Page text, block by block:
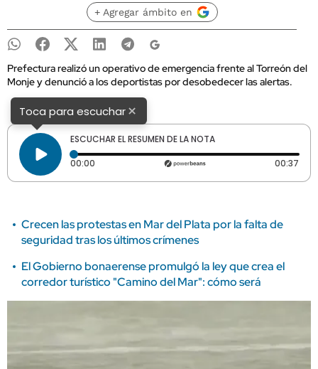
+ Agregar ámbito en
Prefectura realizó un operativo de emergencia frente al Torreón del
Monje y denunció a los deportistas por desobedecer las alertas.
Toca para escuchar×
ESCUCHAR EL RESUMEN DE LA NOTA
00:00 Tiempo transcurrido: 0 segundos 00:37
Crecen las protestas en Mar del Plata por la falta de
seguridad tras los últimos crímenes
El Gobierno bonaerense promulgó la ley que crea el
corredor turístico "Camino del Mar": cómo será